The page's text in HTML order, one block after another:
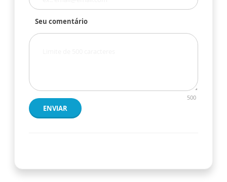
Seu comentário
500
ENVIAR